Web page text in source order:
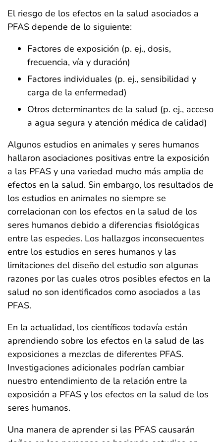
El riesgo de los efectos en la salud asociados a
PFAS depende de lo siguiente:
Factores de exposición (p. ej., dosis,
frecuencia, vía y duración)
Factores individuales (p. ej., sensibilidad y
carga de la enfermedad)
Otros determinantes de la salud (p. ej., acceso
a agua segura y atención médica de calidad)
Algunos estudios en animales y seres humanos
hallaron asociaciones positivas entre la exposición
a las PFAS y una variedad mucho más amplia de
efectos en la salud. Sin embargo, los resultados de
los estudios en animales no siempre se
correlacionan con los efectos en la salud de los
seres humanos debido a diferencias fisiológicas
entre las especies. Los hallazgos inconsecuentes
entre los estudios en seres humanos y las
limitaciones del diseño del estudio son algunas
razones por las cuales otros posibles efectos en la
salud no son identificados como asociados a las
PFAS.
En la actualidad, los científicos todavía están
aprendiendo sobre los efectos en la salud de las
exposiciones a mezclas de diferentes PFAS.
Investigaciones adicionales podrían cambiar
nuestro entendimiento de la relación entre la
exposición a PFAS y los efectos en la salud de los
seres humanos.
Una manera de aprender si las PFAS causarán